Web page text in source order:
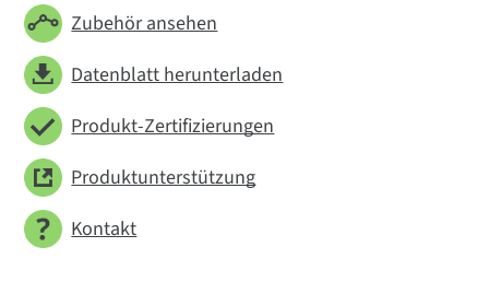
Zubehör ansehen
Datenblatt herunterladen
Produkt-Zertifizierungen
Produktunterstützung
Kontakt